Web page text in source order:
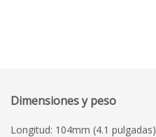
Dimensiones y peso
Longitud: 104mm (4.1 pulgadas)